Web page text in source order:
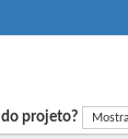
projeto?